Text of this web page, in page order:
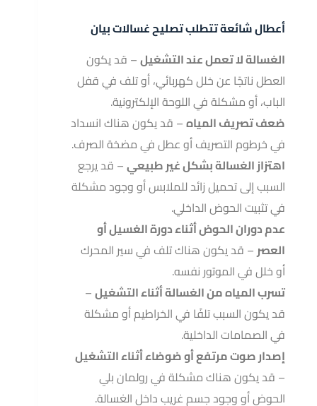
أعطال شائعة تتطلب تصليح غسالات بيان
الغسالة لا تعمل عند التشغيل– قد يكون
العطل ناتجًا عن خلل كهربائي، أو تلف في قفل
الباب، أو مشكلة في اللوحة الإلكترونية.
ضعف تصريف المياه– قد يكون هناك انسداد
في خرطوم التصريف أو عطل في مضخة الصرف.
اهتزاز الغسالة بشكل غير طبيعي– قد يرجع
السبب إلى تحميل زائد للملابس أو وجود مشكلة
في تثبيت الحوض الداخلي.
عدم دوران الحوض أثناء دورة الغسيل أو
العصر– قد يكون هناك تلف في سير المحرك
أو خلل في الموتور نفسه.
تسرب المياه من الغسالة أثناء التشغيل–
قد يكون السبب تلفًا في الخراطيم أو مشكلة
في الصمامات الداخلية.
إصدار صوت مرتفع أو ضوضاء أثناء التشغيل
– قد يكون هناك مشكلة في رولمان بلي
الحوض أو وجود جسم غريب داخل الغسالة.